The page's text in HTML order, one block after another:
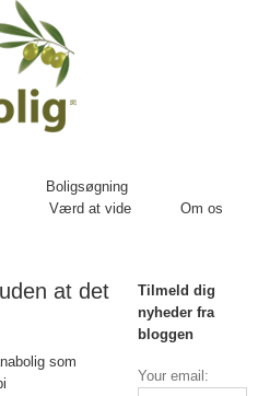
Boligsøgning
Værd at vide Om os
at det
Tilmeld dig
nyheder fra
bloggen
Your email: